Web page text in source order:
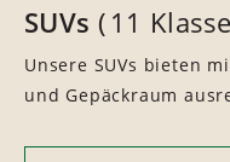
SUVs 11
Unsere SUVs bieten
und Gepäckraum